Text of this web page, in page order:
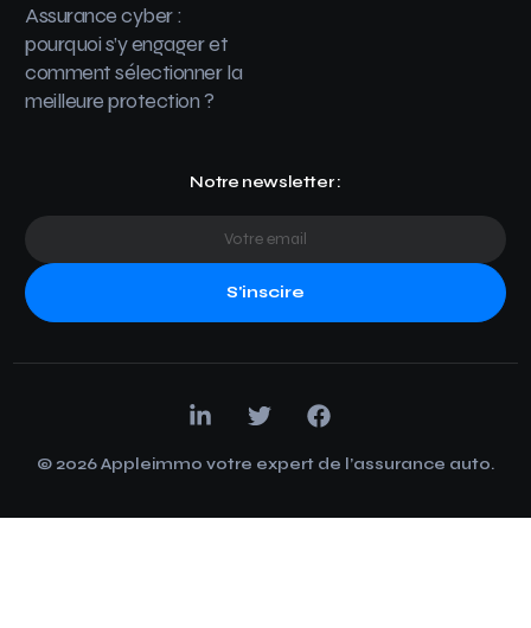
Assurance cyber :
pourquoi s’y engager et
comment sélectionner la
meilleure protection ?
Notre newsletter :
S'inscire
© 2026 Appleimmo votre expert de l’assurance auto.